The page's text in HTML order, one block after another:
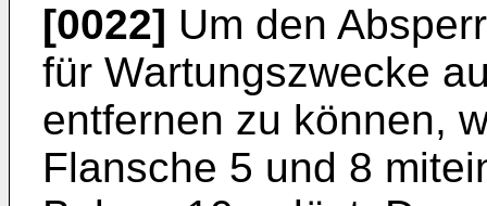
[0022] Um den
für Wartungszwecke
entfernen zu können,
Flansche 5 und 8